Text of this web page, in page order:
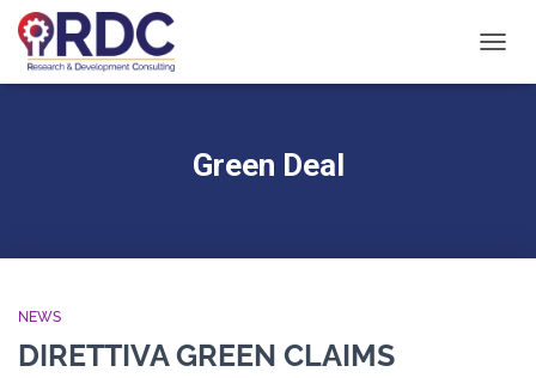
Green Deal
NEWS
DIRETTIVA GREEN CLAIMS